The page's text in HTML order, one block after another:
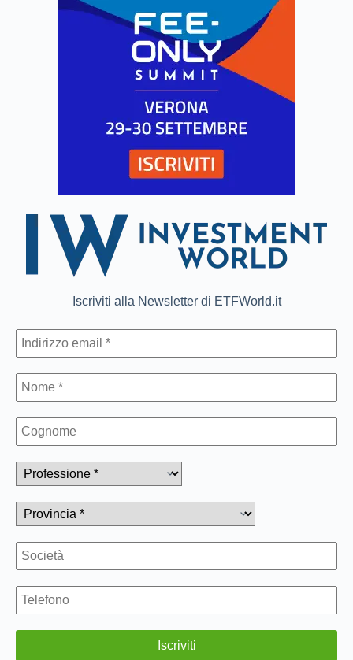
Iscriviti alla Newsletter di ETFWorld.it